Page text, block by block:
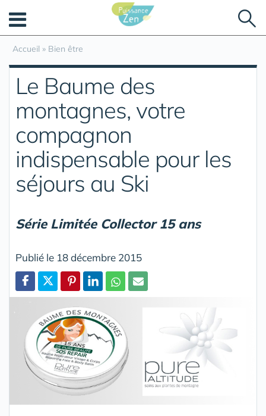
Accueil » Bien être
Le Baume des
montagnes, votre
compagnon
indispensable pour les
séjours au Ski
Série Limitée Collector 15 ans
Publié le 18 décembre 2015
Partager
Panneau de gestion des cookies